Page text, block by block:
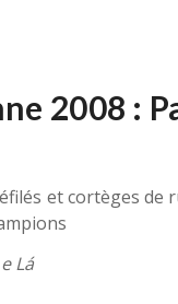
2008 :
et cortèges
Lá